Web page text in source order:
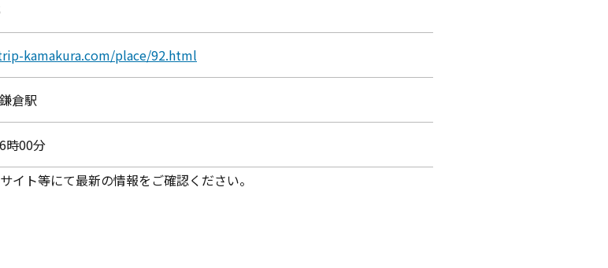
kamakura.com/place/92.html
倉駅
時00分
ト等にて最新の情報をご確認ください。